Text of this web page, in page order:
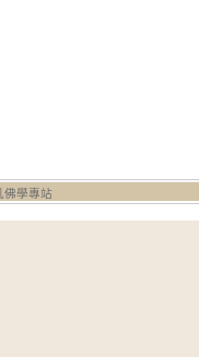
佛學專站